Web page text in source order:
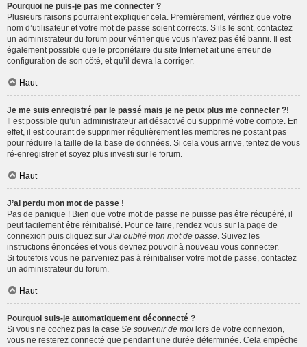
Pourquoi ne puis-je pas me connecter ?
Plusieurs raisons pourraient expliquer cela. Premièrement, vérifiez que votre
nom d’utilisateur et votre mot de passe soient corrects. S’ils le sont, contactez
un administrateur du forum pour vérifier que vous n’avez pas été banni. Il est
également possible que le propriétaire du site Internet ait une erreur de
configuration de son côté, et qu’il devra la corriger.
Haut
Je me suis enregistré par le passé mais je ne peux plus me connecter ?!
Il est possible qu’un administrateur ait désactivé ou supprimé votre compte. En
effet, il est courant de supprimer régulièrement les membres ne postant pas
pour réduire la taille de la base de données. Si cela vous arrive, tentez de vous
ré-enregistrer et soyez plus investi sur le forum.
Haut
J’ai perdu mon mot de passe !
Pas de panique ! Bien que votre mot de passe ne puisse pas être récupéré, il
peut facilement être réinitialisé. Pour ce faire, rendez vous sur la page de
connexion puis cliquez sur J’ai oublié mon mot de passe . Suivez les
instructions énoncées et vous devriez pouvoir à nouveau vous connecter.
Si toutefois vous ne parveniez pas à réinitialiser votre mot de passe, contactez
un administrateur du forum.
Haut
Pourquoi suis-je automatiquement déconnecté ?
Si vous ne cochez pas la case Se souvenir de moi lors de votre connexion,
vous ne resterez connecté que pendant une durée déterminée. Cela empêche